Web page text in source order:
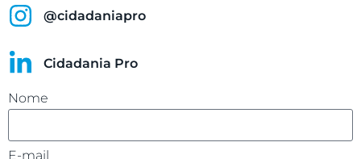
@cidadaniapro
Cidadania Pro
Nome
E-mail